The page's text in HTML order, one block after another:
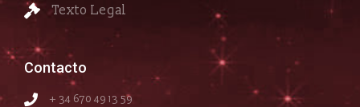
Texto Legal
Contacto
+ 34 670 49 13 59